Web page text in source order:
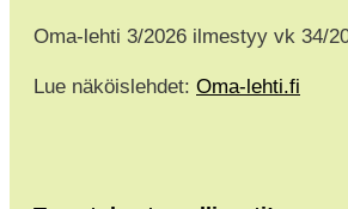
Oma-lehti 3/2026 ilmestyy vk 34/
Lue näköislehdet: Oma-lehti.fi